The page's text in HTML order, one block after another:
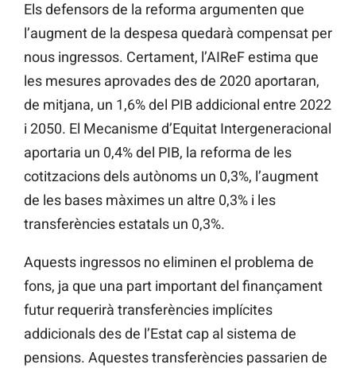
Els defensors de la reforma argumenten que
l’augment de la despesa quedarà compensat per
nous ingressos. Certament, l’AIReF estima que
les mesures aprovades des de 2020 aportaran,
de mitjana, un 1,6% del PIB addicional entre 2022
i 2050. El Mecanisme d’Equitat Intergeneracional
aportaria un 0,4% del PIB, la reforma de les
cotitzacions dels autònoms un 0,3%, l’augment
de les bases màximes un altre 0,3% i les
transferències estatals un 0,3%.
Aquests ingressos no eliminen el problema de
fons, ja que una part important del finançament
futur requerirà transferències implícites
addicionals des de l’Estat cap al sistema de
pensions. Aquestes transferències passarien de